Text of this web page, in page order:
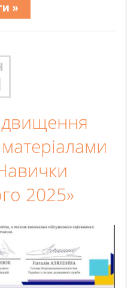
»
матеріалами
2025»